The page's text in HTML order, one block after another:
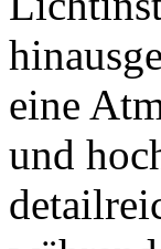
eine
und